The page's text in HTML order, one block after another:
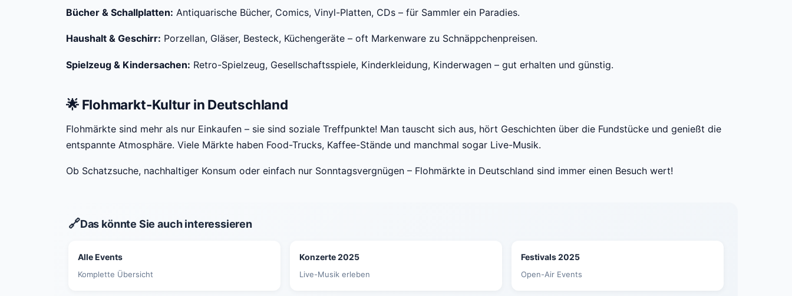
Bücher & Schallplatten: Antiquarische Bücher, Comics, Vinyl-Platten, CDs – für Sammler ein Paradies.
Haushalt & Geschirr: Porzellan, Gläser, Besteck, Küchengeräte – oft Markenware zu Schnäppchenpreisen.
Spielzeug & Kindersachen: Retro-Spielzeug, Gesellschaftsspiele, Kinderkleidung, Kinderwagen – gut erhalten und günstig.
🌟 Flohmarkt-Kultur in Deutschland
Flohmärkte sind mehr als nur Einkaufen – sie sind soziale Treffpunkte! Man tauscht sich aus, hört Geschichten über die Fundstücke und genießt die
entspannte Atmosphäre. Viele Märkte haben Food-Trucks, Kaffee-Stände und manchmal sogar Live-Musik.
Ob Schatzsuche, nachhaltiger Konsum oder einfach nur Sonntagsvergnügen – Flohmärkte in Deutschland sind immer einen Besuch wert!
🔗Das könnte Sie auch interessieren
Alle Events
Komplette Übersicht
Konzerte 2025
Live-Musik erleben
Festivals 2025
Open-Air Events